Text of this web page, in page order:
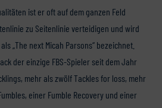
ist er oft auf dem ganzen Feld
zu Seitenlinie verteidigen und wird
„The next Micah Parsons“ bezeichnet.
der einzige FBS-Spieler seit dem Jahr
mehr als zwölf Tackles for loss, mehr
einer Fumble Recovery und einer